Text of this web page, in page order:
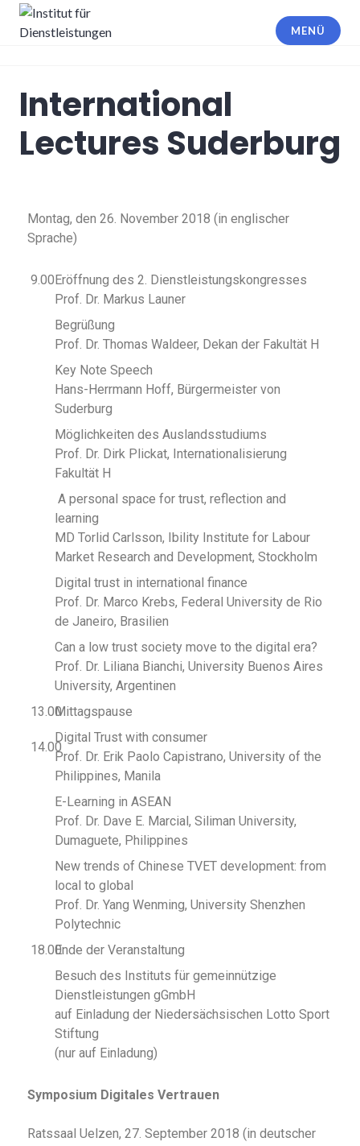
MENÜ
International
Lectures Suderburg
Montag, den 26. November 2018 (in englischer
Sprache)
9.00Eröffnung des 2. Dienstleistungskongresses
Prof. Dr. Markus Launer
Begrüßung
Prof. Dr. Thomas Waldeer, Dekan der Fakultät H
Key Note Speech
Hans-Herrmann Hoff, Bürgermeister von
Suderburg
Möglichkeiten des Auslandsstudiums
Prof. Dr. Dirk Plickat, Internationalisierung
Fakultät H
A personal space for trust, reflection and
learning
MD Torlid Carlsson, Ibility Institute for Labour
Market Research and Development, Stockholm
Digital trust in international finance
Prof. Dr. Marco Krebs, Federal University de Rio
de Janeiro, Brasilien
Can a low trust society move to the digital era?
Prof. Dr. Liliana Bianchi, University Buenos Aires
University, Argentinen
13.00Mittagspause
14.00
Digital Trust with consumer
Prof. Dr. Erik Paolo Capistrano, University of the
Philippines, Manila
E-Learning in ASEAN
Prof. Dr. Dave E. Marcial, Siliman University,
Dumaguete, Philippines
New trends of Chinese TVET development: from
local to global
Prof. Dr. Yang Wenming, University Shenzhen
Polytechnic
18.00Ende der Veranstaltung
Besuch des Instituts für gemeinnützige
Dienstleistungen gGmbH
auf Einladung der Niedersächsischen Lotto Sport
Stiftung
(nur auf Einladung)
Symposium Digitales Vertrauen
Ratssaal Uelzen, 27. September 2018 (in deutscher